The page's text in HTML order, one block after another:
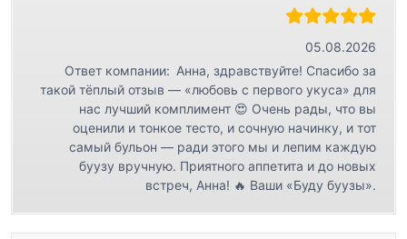
05.08.2026
Ответ компании: Анна, здравствуйте! Спасибо за
такой тёплый отзыв — «любовь с первого укуса» для
нас лучший комплимент 😍 Очень рады, что вы
оценили и тонкое тесто, и сочную начинку, и тот
самый бульон — ради этого мы и лепим каждую
буузу вручную. Приятного аппетита и до новых
встреч, Анна! 🔥 Ваши «Буду буузы».